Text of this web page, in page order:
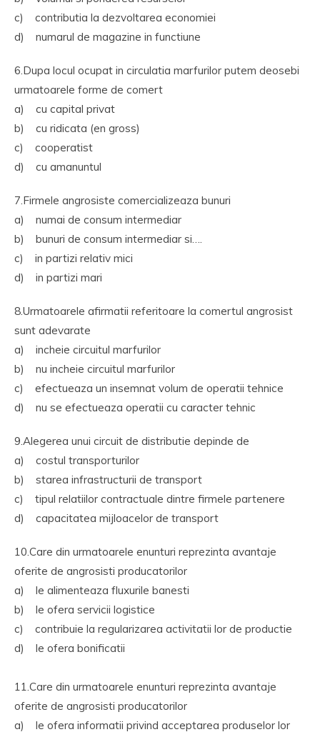
c) contributia la dezvoltarea economiei
d) numarul de magazine in functiune
6.Dupa locul ocupat in circulatia marfurilor putem deosebi
urmatoarele forme de comert
a) cu capital privat
b) cu ridicata (en gross)
c) cooperatist
d) cu amanuntul
7.Firmele angrosiste comercializeaza bunuri
a) numai de consum intermediar
b) bunuri de consum intermediar si….
c) in partizi relativ mici
d) in partizi mari
8.Urmatoarele afirmatii referitoare la comertul angrosist
sunt adevarate
a) incheie circuitul marfurilor
b) nu incheie circuitul marfurilor
c) efectueaza un insemnat volum de operatii tehnice
d) nu se efectueaza operatii cu caracter tehnic
9.Alegerea unui circuit de distributie depinde de
a) costul transporturilor
b) starea infrastructurii de transport
c) tipul relatiilor contractuale dintre firmele partenere
d) capacitatea mijloacelor de transport
10.Care din urmatoarele enunturi reprezinta avantaje
oferite de angrosisti producatorilor
a) le alimenteaza fluxurile banesti
b) le ofera servicii logistice
c) contribuie la regularizarea activitatii lor de productie
d) le ofera bonificatii
11.Care din urmatoarele enunturi reprezinta avantaje
oferite de angrosisti producatorilor
a) le ofera informatii privind acceptarea produselor lor